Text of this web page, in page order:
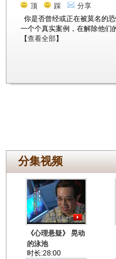
顶 踩 分享
你是否曾经或正在被莫名的
一个个真实案例，在解除他们
【查看全部】
分集视频
《心理悬疑》 晃动
的泳池
时长:28:00